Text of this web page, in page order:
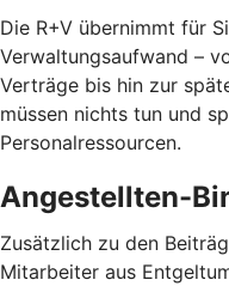
Die R+V übernimmt für
Verwaltungsaufwand –
Verträge bis hin zur
müssen nichts tun und
Personalressourcen.
Angestellten-
Zusätzlich zu den
Mitarbeiter aus